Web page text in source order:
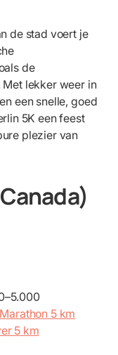
de stad voert je
de
Met lekker weer in
een snelle, goed
5K een feest
plezier van
5 km
5 km